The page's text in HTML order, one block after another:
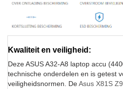
Kwaliteit en veiligheid:
Deze ASUS A32-A8 laptop accu
technische onderdelen en is getest
veiligheidsnormen. DeAsus X81S